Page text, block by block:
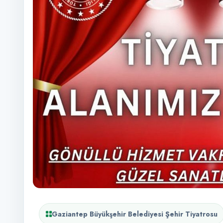
Gaziantep Büyükşehir Belediyesi Şehir Tiyatrosu